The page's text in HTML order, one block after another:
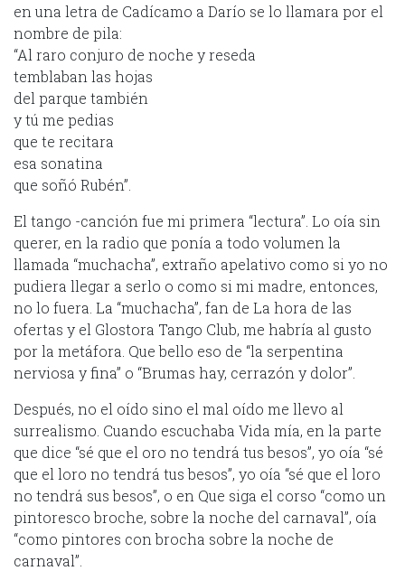
en una letra de Cadícamo a Darío se lo llamara por el
nombre de pila:
“Al raro conjuro de noche y reseda
temblaban las hojas
del parque también
y tú me pedias
que te recitara
esa sonatina
que soñó Rubén”.
El tango -canción fue mi primera “lectura”. Lo oía sin
querer, en la radio que ponía a todo volumen la
llamada “muchacha”, extraño apelativo como si yo no
pudiera llegar a serlo o como si mi madre, entonces,
no lo fuera. La “muchacha”, fan de La hora de las
ofertas y el Glostora Tango Club, me habría al gusto
por la metáfora. Que bello eso de “la serpentina
nerviosa y fina” o “Brumas hay, cerrazón y dolor”.
Después, no el oído sino el mal oído me llevo al
surrealismo. Cuando escuchaba Vida mía, en la parte
que dice “sé que el oro no tendrá tus besos”, yo oía “sé
que el loro no tendrá tus besos”, yo oía “sé que el loro
no tendrá sus besos”, o en Que siga el corso “como un
pintoresco broche, sobre la noche del carnaval”, oía
“como pintores con brocha sobre la noche de
carnaval”.